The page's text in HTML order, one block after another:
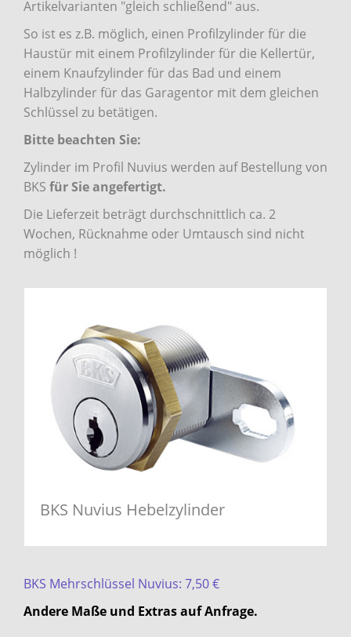
Artikelvarianten "gleich schließend" aus.
So ist es z.B. möglich, einen Profilzylinder für die
Haustür mit einem Profilzylinder für die Kellertür,
einem Knaufzylinder für das Bad und einem
Halbzylinder für das Garagentor mit dem gleichen
Schlüssel zu betätigen.
Bitte beachten Sie:
Zylinder im Profil Nuvius werden auf Bestellung von
BKS für Sie angefertigt.
Die Lieferzeit beträgt durchschnittlich ca. 2
Wochen, Rücknahme oder Umtausch sind nicht
möglich !
BKS Nuvius Hebelzylinder
BKS Mehrschlüssel Nuvius: 7,50 €
Andere Maße und Extrasauf Anfrage.